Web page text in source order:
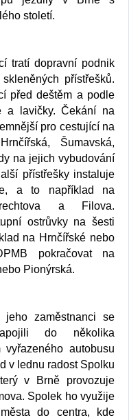
století.
tratí dopravní podnik
přístřešků.
před deštěm a podle
a lavičky. Čekání na
pro cestující na
Šumavská,
na jejich vybudování
přístřešky instaluje
a to například na
a Filova.
ostrůvky na šesti
na Hrnčířské nebo
pokračovat na
Pionýrská.
zaměstnanci se
do několika
autobusu
v lednu radost Spolku
v Brně provozuje
Spolek ho využije
do centra, kde